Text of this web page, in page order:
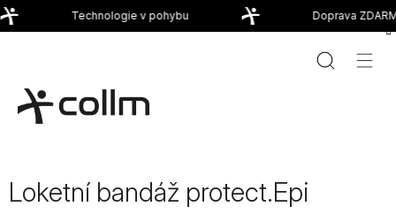
Přejít
na
Technologie v pohybu Doprava
Loketní bandáž protect.Epi